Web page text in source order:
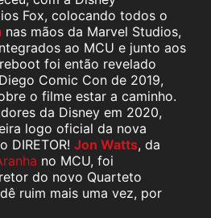
Fox, colocando todos o
nas mãos da Marvel Studios,
ao MCU e junto aos
foi então revelado
Comic Con de 2019,
o filme estar a caminho.
da Disney em 2020,
logo oficial da nova
DIRETOR! Jon Watts, da
no MCU, foi
do novo Quarteto
ruim mais uma vez, por